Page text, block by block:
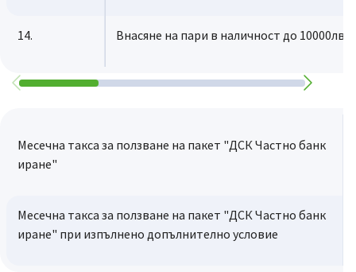
14. Внасяне на пари в наличност до 10000лв.
Месечна такса за ползване на пакет "ДСК Частно банк
иране"
Месечна такса за ползване на пакет "ДСК Частно банк
иране" при изпълнено допълнително условие